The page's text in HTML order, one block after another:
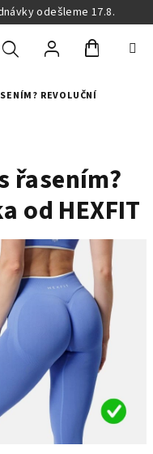
odešleme 17.8.
REVOLUČNÍ
řasením?
od HEXFIT